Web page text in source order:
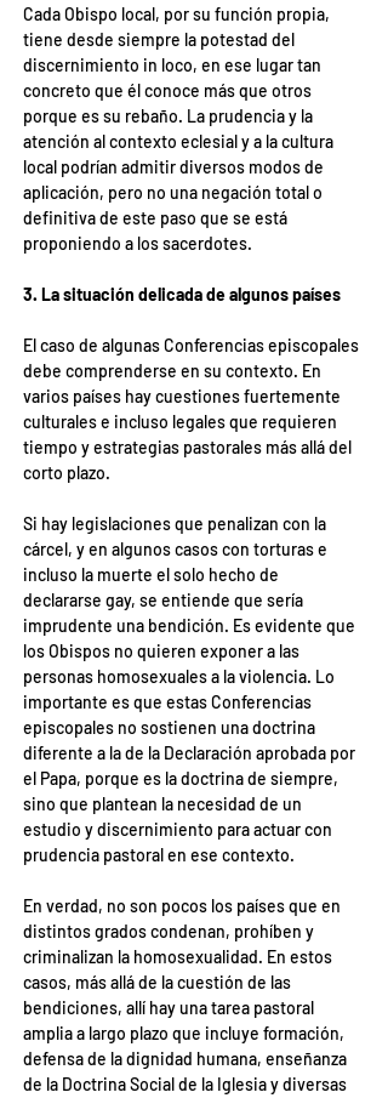
Cada Obispo local, por su función propia,
tiene desde siempre la potestad del
discernimiento in loco, en ese lugar tan
concreto que él conoce más que otros
porque es su rebaño. La prudencia y la
atención al contexto eclesial y a la cultura
local podrían admitir diversos modos de
aplicación, pero no una negación total o
definitiva de este paso que se está
proponiendo a los sacerdotes.
3. La situación delicada de algunos países
El caso de algunas Conferencias episcopales
debe comprenderse en su contexto. En
varios países hay cuestiones fuertemente
culturales e incluso legales que requieren
tiempo y estrategias pastorales más allá del
corto plazo.
Si hay legislaciones que penalizan con la
cárcel, y en algunos casos con torturas e
incluso la muerte el solo hecho de
declararse gay, se entiende que sería
imprudente una bendición. Es evidente que
los Obispos no quieren exponer a las
personas homosexuales a la violencia. Lo
importante es que estas Conferencias
episcopales no sostienen una doctrina
diferente a la de la Declaración aprobada por
el Papa, porque es la doctrina de siempre,
sino que plantean la necesidad de un
estudio y discernimiento para actuar con
prudencia pastoral en ese contexto.
En verdad, no son pocos los países que en
distintos grados condenan, prohíben y
criminalizan la homosexualidad. En estos
casos, más allá de la cuestión de las
bendiciones, allí hay una tarea pastoral
amplia a largo plazo que incluye formación,
defensa de la dignidad humana, enseñanza
de la Doctrina Social de la Iglesia y diversas